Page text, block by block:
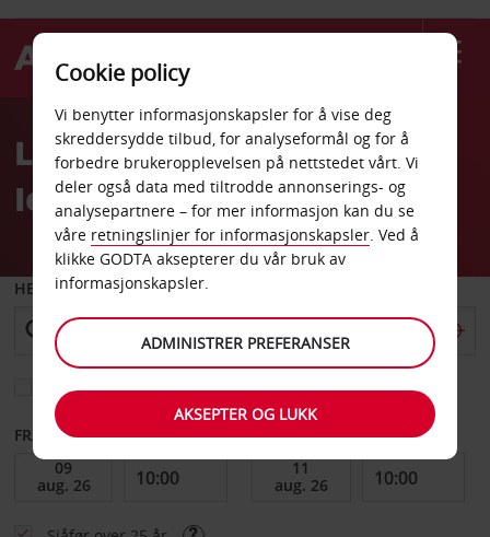
Welcome
AvisLeiebil Sunwing Hotel
Ierapetra
HENT FRA
Velg et annet leveringssted
FRA DATO TIL DATO
Cookie policy
Vi benytter informasjonskapsler for å vise deg
skreddersydde tilbud, for analyseformål og for å
forbedre brukeropplevelsen på nettstedet vårt. Vi
deler også data med tiltrodde annonserings- og
analysepartnere – for mer informasjon kan du se
våre retningslinjer for informasjonskapsler. Ved å
klikke GODTA aksepterer du vår bruk av
informasjonskapsler.
ADMINISTRER PREFERANSER
AKSEPTER OG LUKK